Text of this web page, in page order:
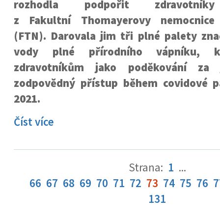
rozhodla podpořit zdravotníky
z Fakultní Thomayerovy nemocnice
(FTN). Darovala jim tři plné palety
vody plné přírodního vápníku,
zdravotníkům jako poděkování
zodpovědný přístup během covidové
2021.
Číst více
Strana: 1 ...
66 67 68 69 70 71 72 73 74 75 76
131